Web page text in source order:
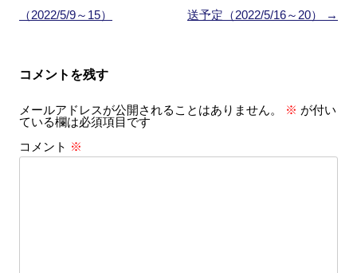
稿
ー
ョ
（2022/5/9～15）
送予定（2022/5/16～20）
→
コメントを残す
メールアドレスが公開されることはありません。 ※ が付い
ている欄は必須項目です
コメント ※